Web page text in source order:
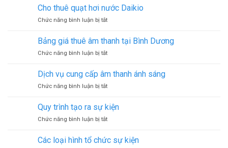
chợ
hiểu
về
màn
LED
Cho thuê quạt hơi nước Daikio
Chức năng bình luận bị tắtở
thuê
quạt
hơi
Daikio
Bảng giá thuê âm thanh tại Bình Dương
Chức năng bình luận bị tắtở
giá
thuê
âm
tại
Bình
Dương
Dịch vụ cung cấp âm thanh ánh sáng
Chức năng bình luận bị tắtở
vụ
cung
cấp
thanh
Quy trình tạo ra sự kiện
Chức năng bình luận bị tắtở
tạo
Các loại hình tổ chức sự kiện